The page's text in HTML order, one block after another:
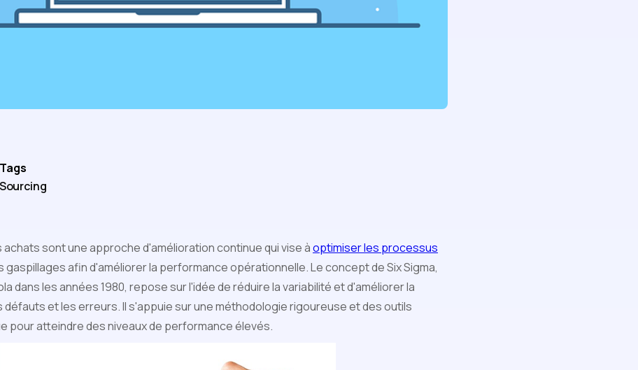
Tags
achats sont une approche d'amélioration continue qui vise àoptimiser les processus
gaspillages afin d'améliorer la performance opérationnelle. Le concept de Six Sigma,
dans les années 1980, repose sur l'idée de réduire la variabilité et d'améliorer la
défauts et les erreurs. Il s'appuie sur une méthodologie rigoureuse et des outils
pour atteindre des niveaux de performance élevés.